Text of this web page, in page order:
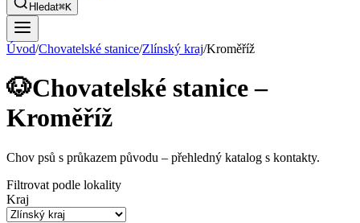
Hledat⌘K
Úvod/Chovatelské stanice/Zlínský kraj/Kroměříž
🐶Chovatelské stanice –
Kroměříž
Chov psů s průkazem původu – přehledný katalog s kontakty.
Filtrovat podle lokality
Kraj